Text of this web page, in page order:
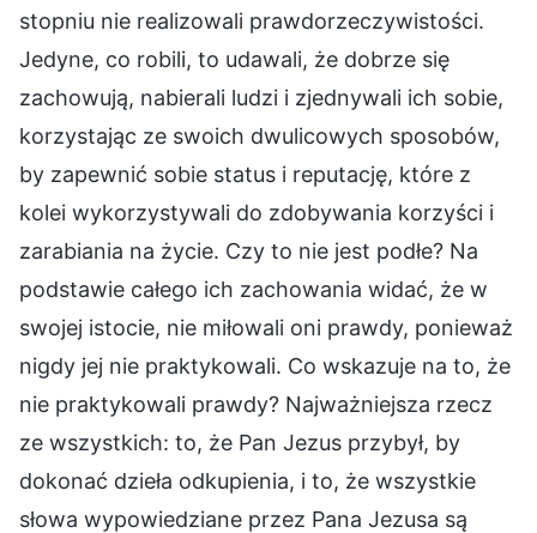
stopniu nie realizowali prawdorzeczywistości.
Jedyne, co robili, to udawali, że dobrze się
zachowują, nabierali ludzi i zjednywali ich sobie,
korzystając ze swoich dwulicowych sposobów,
by zapewnić sobie status i reputację, które z
kolei wykorzystywali do zdobywania korzyści i
zarabiania na życie. Czy to nie jest podłe? Na
podstawie całego ich zachowania widać, że w
swojej istocie, nie miłowali oni prawdy, ponieważ
nigdy jej nie praktykowali. Co wskazuje na to, że
nie praktykowali prawdy? Najważniejsza rzecz
ze wszystkich: to, że Pan Jezus przybył, by
dokonać dzieła odkupienia, i to, że wszystkie
słowa wypowiedziane przez Pana Jezusa są